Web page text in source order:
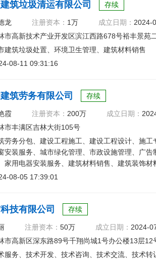
筑垃圾清运有限公司 存续
龙 注册资本： 1万 成立日期： 2024-
市高新技术产业开发区滨江西路678号裕丰景苑
建筑垃圾处置、环境卫生管理、建筑材料销售
08-11 09:31:16
筑劳务有限公司 存续
霞 注册资本： 200万 成立日期：
市丰满区吉林大街105号
劳务分包、建设工程施工、建设工程设计、施
安装服务、城市绿化管理、市政设施管理、广
家用电器安装服务、建筑材料销售、建筑装饰
、电缆经营
08-05 17:39:01
技有限公司 存续
注册资本： 50万 成立日期： 2024-
市高新区深东路89号千翔尚城1号办公楼13层12
服务、技术开发、技术咨询、技术交流、技术